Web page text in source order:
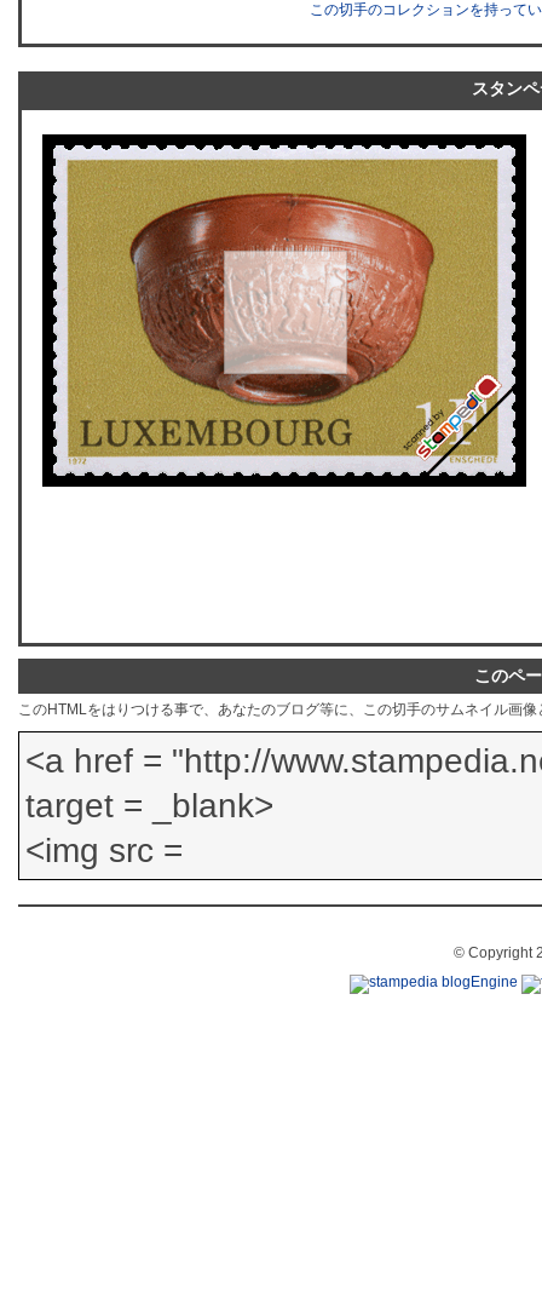
この切手のコレクションを持って
スタン
このペ
このHTMLをはりつける事で、あなたのブログ等に、この切手のサムネイル画
© Copyright